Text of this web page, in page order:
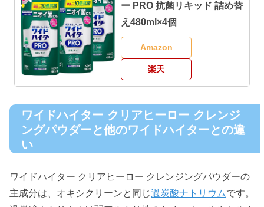
ー PRO 抗菌リキッド 詰め替
え480ml×4個
Amazon
楽天
ワイドハイター クリアヒーロー クレンジ
ングパウダーと他のワイドハイターとの違
い
ワイドハイター クリアヒーロー クレンジングパウダーの
主成分は、オキシクリーンと同じ過炭酸ナトリウムです。